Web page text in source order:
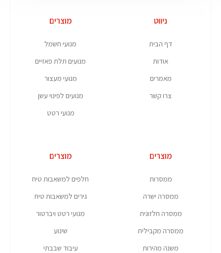
ניווט
דף הבית
אודות
מאמרים
צרו קשר
מוצרים
מנועי חשמל
מנועים תלת פאזיים
מנועי מעצור
מנועים לפינוי עשן
מנועי רטט
מוצרים
ממסרות
ממסרה ישרה
ממסרה חלזונית
ממסרה מקבילית
משנה מהירות
מוצרים
חלפים למשאבות טיח
גירים למשאבות טיח
מנועי רטט ויברטור
שינוע
עיבוד שבבתי